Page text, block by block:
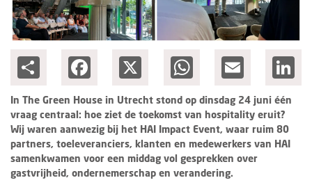
Facebook WhatsAppEmail
In The Green House in Utrecht stond op dinsdag 24 juni één
vraag centraal: hoe ziet de toekomst van hospitality eruit?
Wij waren aanwezig bij het HAI Impact Event, waar ruim 80
partners, toeleveranciers, klanten en medewerkers van HAI
samenkwamen voor een middag vol gesprekken over
gastvrijheid, ondernemerschap en verandering.